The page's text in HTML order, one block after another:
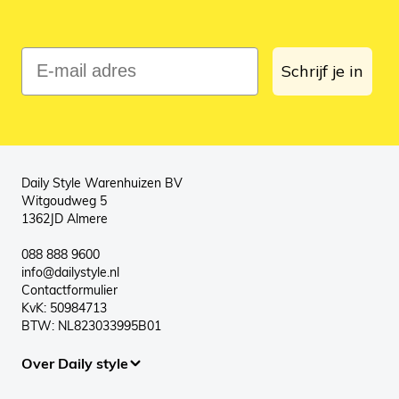
E-mail adres
Schrijf je in
Daily Style Warenhuizen BV
Witgoudweg 5
1362JD Almere
088 888 9600
info@dailystyle.nl
Contactformulier
KvK: 50984713
BTW: NL823033995B01
Over Daily style